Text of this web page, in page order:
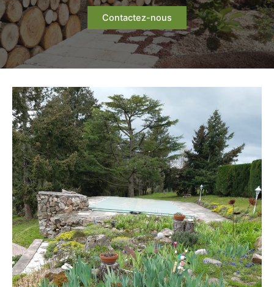
Contactez-nous